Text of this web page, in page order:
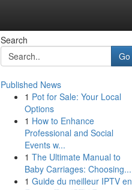
Search
Go
Published News
1 Pot for Sale: Your Local
Options
1 How to Enhance
Professional and Social
Events w...
1 The Ultimate Manual to
Baby Carriages: Choosing...
1 Guide du meilleur IPTV en